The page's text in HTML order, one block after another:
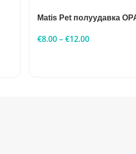
Matis Pet полуудавка
€8.00–€12.00